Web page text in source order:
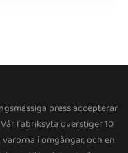
press accepterar
fabriksyta överstiger 10
i omgångar, och en